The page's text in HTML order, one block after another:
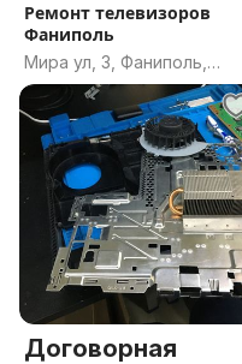
Ремонт телевизоров
Фаниполь
Мира ул, 3, Фаниполь,
Дзержинский район,
Минская область
Договорная